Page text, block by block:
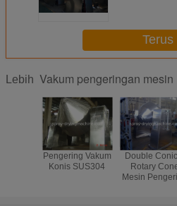
Terus
Lebih Vakum pengeringan mesin
Pengering Vakum
Konis SUS304
Double
Rotary
Mesin